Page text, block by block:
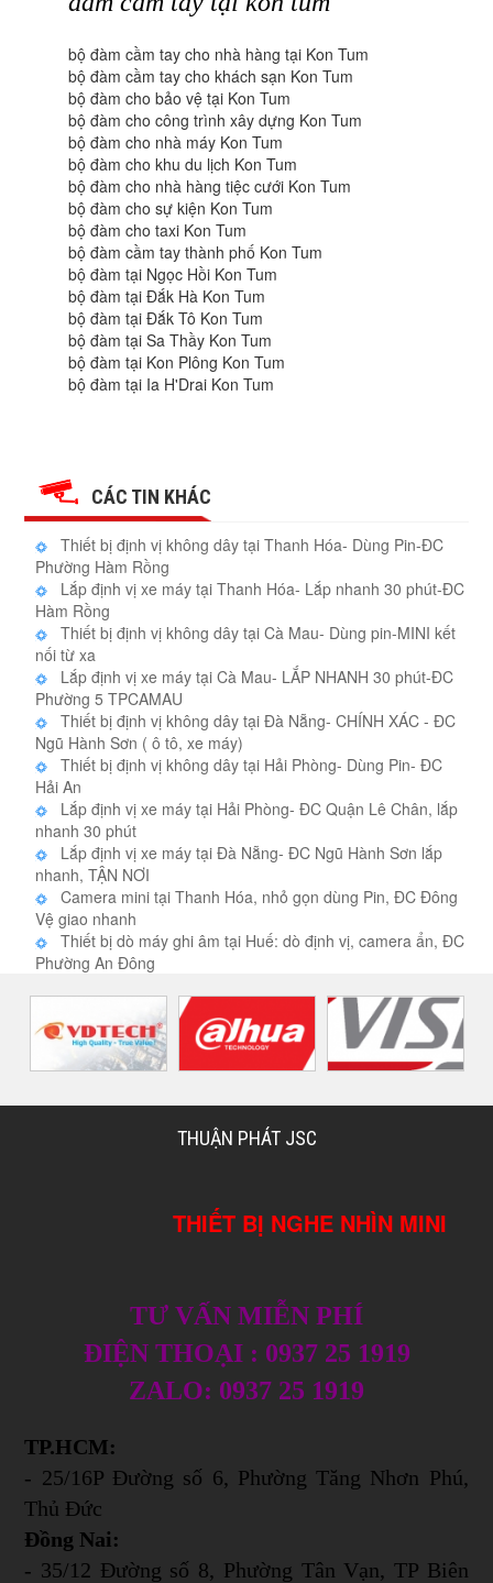
bộ đàm cầm tay cho nhà hàng tại Kon Tum
bộ đàm cầm tay cho khách sạn Kon Tum
bộ đàm cho bảo vệ tại Kon Tum
bộ đàm cho công trình xây dựng Kon Tum
bộ đàm cho nhà máy Kon Tum
bộ đàm cho khu du lịch Kon Tum
bộ đàm cho nhà hàng tiệc cưới Kon Tum
bộ đàm cho sự kiện Kon Tum
bộ đàm cho taxi Kon Tum
bộ đàm cầm tay thành phố Kon Tum
bộ đàm tại Ngọc Hồi Kon Tum
bộ đàm tại Đắk Hà Kon Tum
bộ đàm tại Đắk Tô Kon Tum
bộ đàm tại Sa Thầy Kon Tum
bộ đàm tại Kon Plông Kon Tum
bộ đàm tại Ia H'Drai Kon Tum
CÁC TIN KHÁC
Thiết bị định vị không dây tại Thanh Hóa- Dùng Pin-ĐC
Phường Hàm Rồng
Lắp định vị xe máy tại Thanh Hóa- Lắp nhanh 30 phút-ĐC
Hàm Rồng
Thiết bị định vị không dây tại Cà Mau- Dùng pin-MINI kết
nối từ xa
Lắp định vị xe máy tại Cà Mau- LẮP NHANH 30 phút-ĐC
Phường 5 TPCAMAU
Thiết bị định vị không dây tại Đà Nẵng- CHÍNH XÁC - ĐC
Ngũ Hành Sơn ( ô tô, xe máy)
Thiết bị định vị không dây tại Hải Phòng- Dùng Pin- ĐC
Hải An
Lắp định vị xe máy tại Hải Phòng- ĐC Quận Lê Chân, lắp
nhanh 30 phút
Lắp định vị xe máy tại Đà Nẵng- ĐC Ngũ Hành Sơn lắp
nhanh, TẬN NƠI
Camera mini tại Thanh Hóa, nhỏ gọn dùng Pin, ĐC Đông
Vệ giao nhanh
Thiết bị dò máy ghi âm tại Huế: dò định vị, camera ẩn, ĐC
Phường An Đông
THUẬN PHÁT JSC
THIẾT BỊ NGHE NHÌN MINI
TƯ VẤN MIỄN PHÍ
ĐIỆN THOẠI : 0937 25 1919
ZALO: 0937 25 1919
TP.HCM:
- 25/16P Đường số 6, Phường Tăng Nhơn Phú,
Thủ Đức
Đồng Nai:
- 35/12 Đường số 8, Phường Tân Vạn, TP Biên